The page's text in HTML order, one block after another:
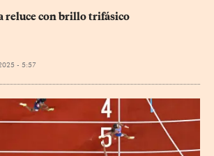
reluce con brillo trifásico
- 5:57